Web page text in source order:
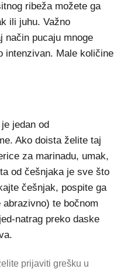
ribeža možete ga
ili juhu. Važno
način pucaju mnoge
intenzivan. Male količine
jedan od
Ako doista želite taj
za marinadu, umak,
od češnjaka je sve što
češnjak, pospite ga
te bočnom
natrag preko daske
prijaviti grešku u